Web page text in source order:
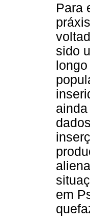
Para
sido
em